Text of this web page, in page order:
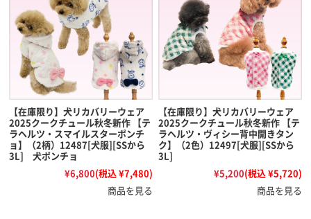
【在庫限り】犬リカバリーウェア
2025クークチュール秋冬新作 【テ
ラヘルツ・スマイルスターポンチ
ョ】（2柄）12487[犬服][SSから
3L] 犬ポンチョ
¥6,800(税込 ¥7,480)
商品を見る
【在庫限り】犬リカバリーウェア
2025クークチュール秋冬新作 【テ
ラヘルツ・ヴィシー背中開きタン
ク】（2色）12497[犬服][SSから
3L]
¥5,200(税込 ¥5,720)
商品を見る